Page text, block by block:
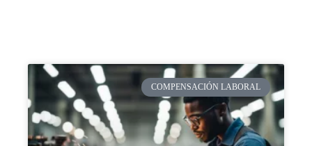
COMPENSACIÓN LABORAL